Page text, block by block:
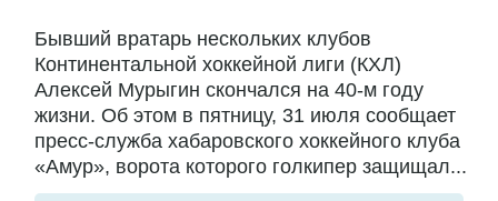
Бывший вратарь нескольких клубов
Континентальной хоккейной лиги (КХЛ)
Алексей Мурыгин скончался на 40-м году
жизни. Об этом в пятницу, 31 июля сообщает
пресс-служба хабаровского хоккейного клуба
«Амур», ворота которого голкипер защищал...